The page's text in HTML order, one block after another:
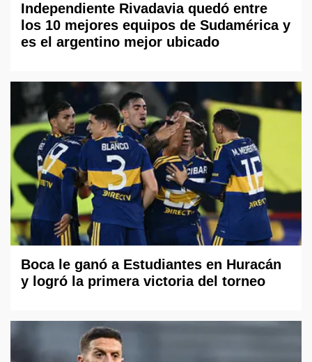
Independiente Rivadavia quedó entre
los 10 mejores equipos de Sudamérica y
es el argentino mejor ubicado
Boca le ganó a Estudiantes en Huracán
y logró la primera victoria del torneo